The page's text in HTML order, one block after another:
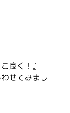
良く！』
せてみまし